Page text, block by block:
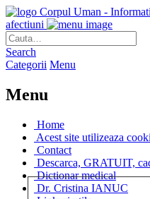
Corpul Uman -
afectiuni
Search
Categorii Menu
Menu
Home
Acest site utilizeaza
Contact
Descarca, GRATUIT,
Dictionar medical
Dr. Cristina IANUC